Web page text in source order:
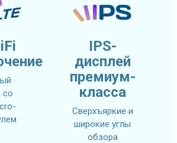
со
IPS-
дисплей
премиум-
класса
Сверхъяркие и
широкие углы
обзора